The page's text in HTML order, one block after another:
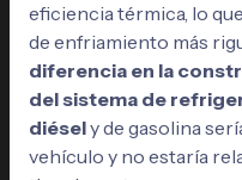
eficiencia térmica, lo
de enfriamiento más
diferencia en la
del sistema de
diésely de gasolina
vehículo y no estaría